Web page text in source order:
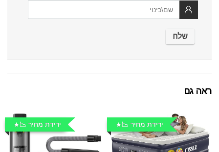
ראה גם
ירידת מחיר 📉 ירידת מחיר 📉